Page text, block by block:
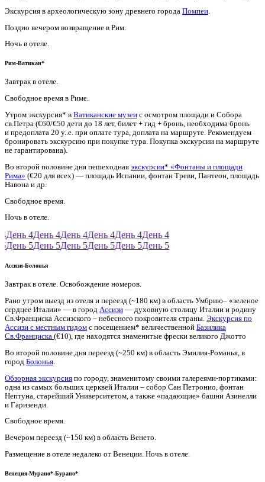
Экскурсия в археологическую зону древнего города Помпеи.
Поздно вечером возвращение в Рим.
Ночь в отеле.
Рим-Ватикан*
Завтрак в отеле.
Свободное время в Риме.
Утром экскурсия* в Ватиканские музеи с осмотром площади и Собора
св.Петра (€60/€50 дети до 18 лет, билет + гид + бронь, необходима бронь
и предоплата 20 у..е. при оплате тура, доплата на маршруте. Рекомендуем
бронировать экскурсию при покупке тура. Покупка экскурсии на маршруте
не гарантирована).
Во второй половине дня пешеходная экскурсия* «Фонтаны и площади
Рима» (€20 для всех) — площадь Испании, фонтан Треви, Пантеон, площадь
Навона и др.
Свободное время.
Ночь в отеле.
День 4День 4День 4День 4День 4День 4
День 5День 5День 5День 5День 5День 5
Ассизи-Болонья
Завтрак в отеле. Освобождение номеров.
Рано утром выезд из отеля и переезд (~180 км) в область Умбрию– «зеленое
сердцее Италии» — в город Ассизи — духовную столицу Италии и родину
Св.Франциска Ассизского – небесного покровителя страны. Экскурсия по
Ассизи с местным гидом с посещением* величественной Базилика
Св.Франциска (€10), где находятся знаменитые фрески великого Джотто
Во второй половине дня переезд (~250 км) в область Эмилия-Романья, в
город Болонья.
Обзорная экскурсия по городу, знаменитому своими галереями-портиками:
одна из самых больших церквей Италии – собор Сан Петронио, фонтан
Нептуна, старейший Университетом, а также «падающие» башни Азинелли
и Гаризенди.
Свободное время.
Вечером переезд (~150 км) в область Венето.
Размещение в отеле недалеко от Венеции. Ночь в отеле.
Венеция-Мурано*-Бурано*